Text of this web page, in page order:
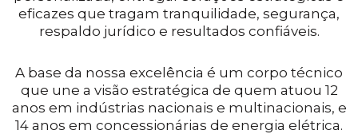
eficazes que tragam tranquilidade, segurança,
respaldo jurídico e resultados confiáveis.
A base da nossa excelência é um corpo técnico
que une a visão estratégica de quem atuou 12
anos em indústrias nacionais e multinacionais, e
14 anos em concessionárias de energia elétrica.